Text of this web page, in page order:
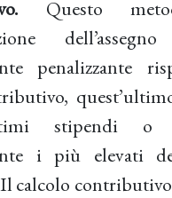
Questo
penalizzante
stipendi o
i più elevati
calcolo contributivo